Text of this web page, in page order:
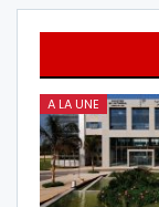
A LA UNE